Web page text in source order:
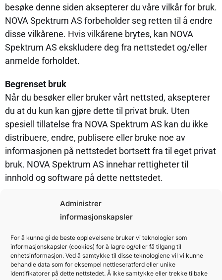
Administrer
informasjonskapsler
For å kunne gi de beste opplevelsene bruker vi teknologier som
informasjonskapsler (cookies) for å lagre og/eller få tilgang til
enhetsinformasjon. Ved å samtykke til disse teknologiene vil vi kunne
behandle data som for eksempel nettleseratferd eller unike
identifikatorer på dette nettstedet. Å ikke samtykke eller trekke tilbake
besøke denne siden aksepterer du våre vilkår for bruk.
NOVA Spektrum AS forbeholder seg retten til å endre
disse vilkårene. Hvis vilkårene brytes, kan NOVA
Spektrum AS ekskludere deg fra nettstedet og/eller
anmelde forholdet.
Begrenset bruk
Når du besøker eller bruker vårt nettsted, aksepterer
du at du kun kan gjøre dette til privat bruk. Uten
spesiell tillatelse fra NOVA Spektrum AS kan du ikke
distribuere, endre, publisere eller bruke noe av
informasjonen på nettstedet bortsett fra til eget privat
bruk. NOVA Spektrum AS innehar rettigheter til
innhold og software på dette nettstedet.
På våre arrangement tar vi bilder og video, og noe av
som ikke ønsker å komme med på bilder, bes om å gi
seg tydelig til kjenne ovenfor fotografen.